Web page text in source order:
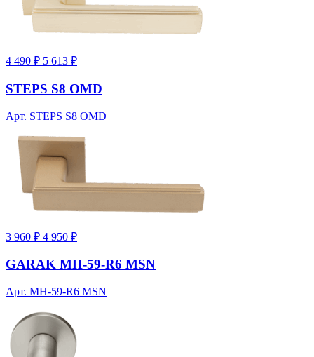
4 490 ₽ 5 613 ₽
STEPS S8 OMD
Арт. STEPS S8 OMD
3 960 ₽ 4 950 ₽
GARAK MH-59-R6 MSN
Арт. MH-59-R6 MSN